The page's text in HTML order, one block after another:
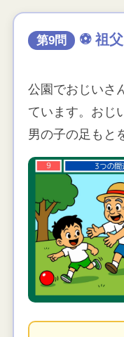
第9問 ⚽ 祖
公園でおじいさ
ています。おじ
男の子の足もと